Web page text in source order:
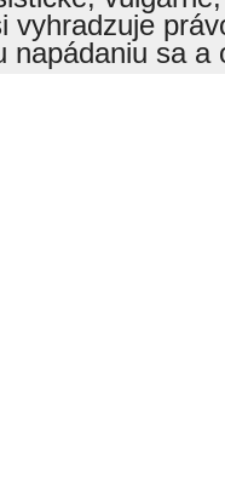
vyhradzuje
napádaniu sa